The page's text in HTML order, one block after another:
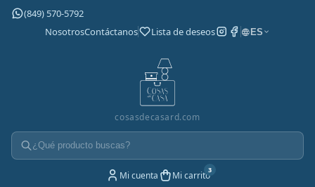
(849) 570-5792
NosotrosContáctanos Lista de deseos ES
cosasdecasard.com
Mi cuenta Mi carrito